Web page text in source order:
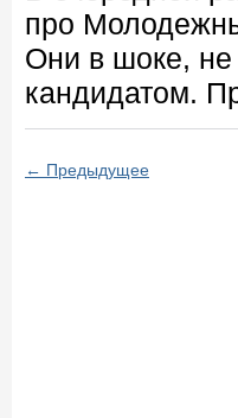
про
Они в шоке, не
кандидатом.
← Предыдущее